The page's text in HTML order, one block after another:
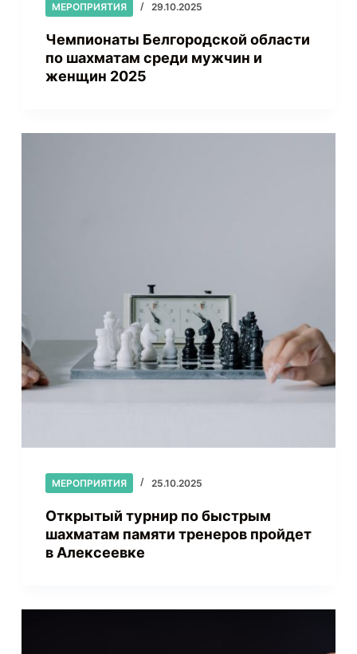
МЕРОПРИЯТИЯ 29.10.2025
Чемпионаты Белгородской области
по шахматам среди мужчин и
женщин 2025
МЕРОПРИЯТИЯ 25.10.2025
Открытый турнир по быстрым
шахматам памяти тренеров пройдет
в Алексеевке